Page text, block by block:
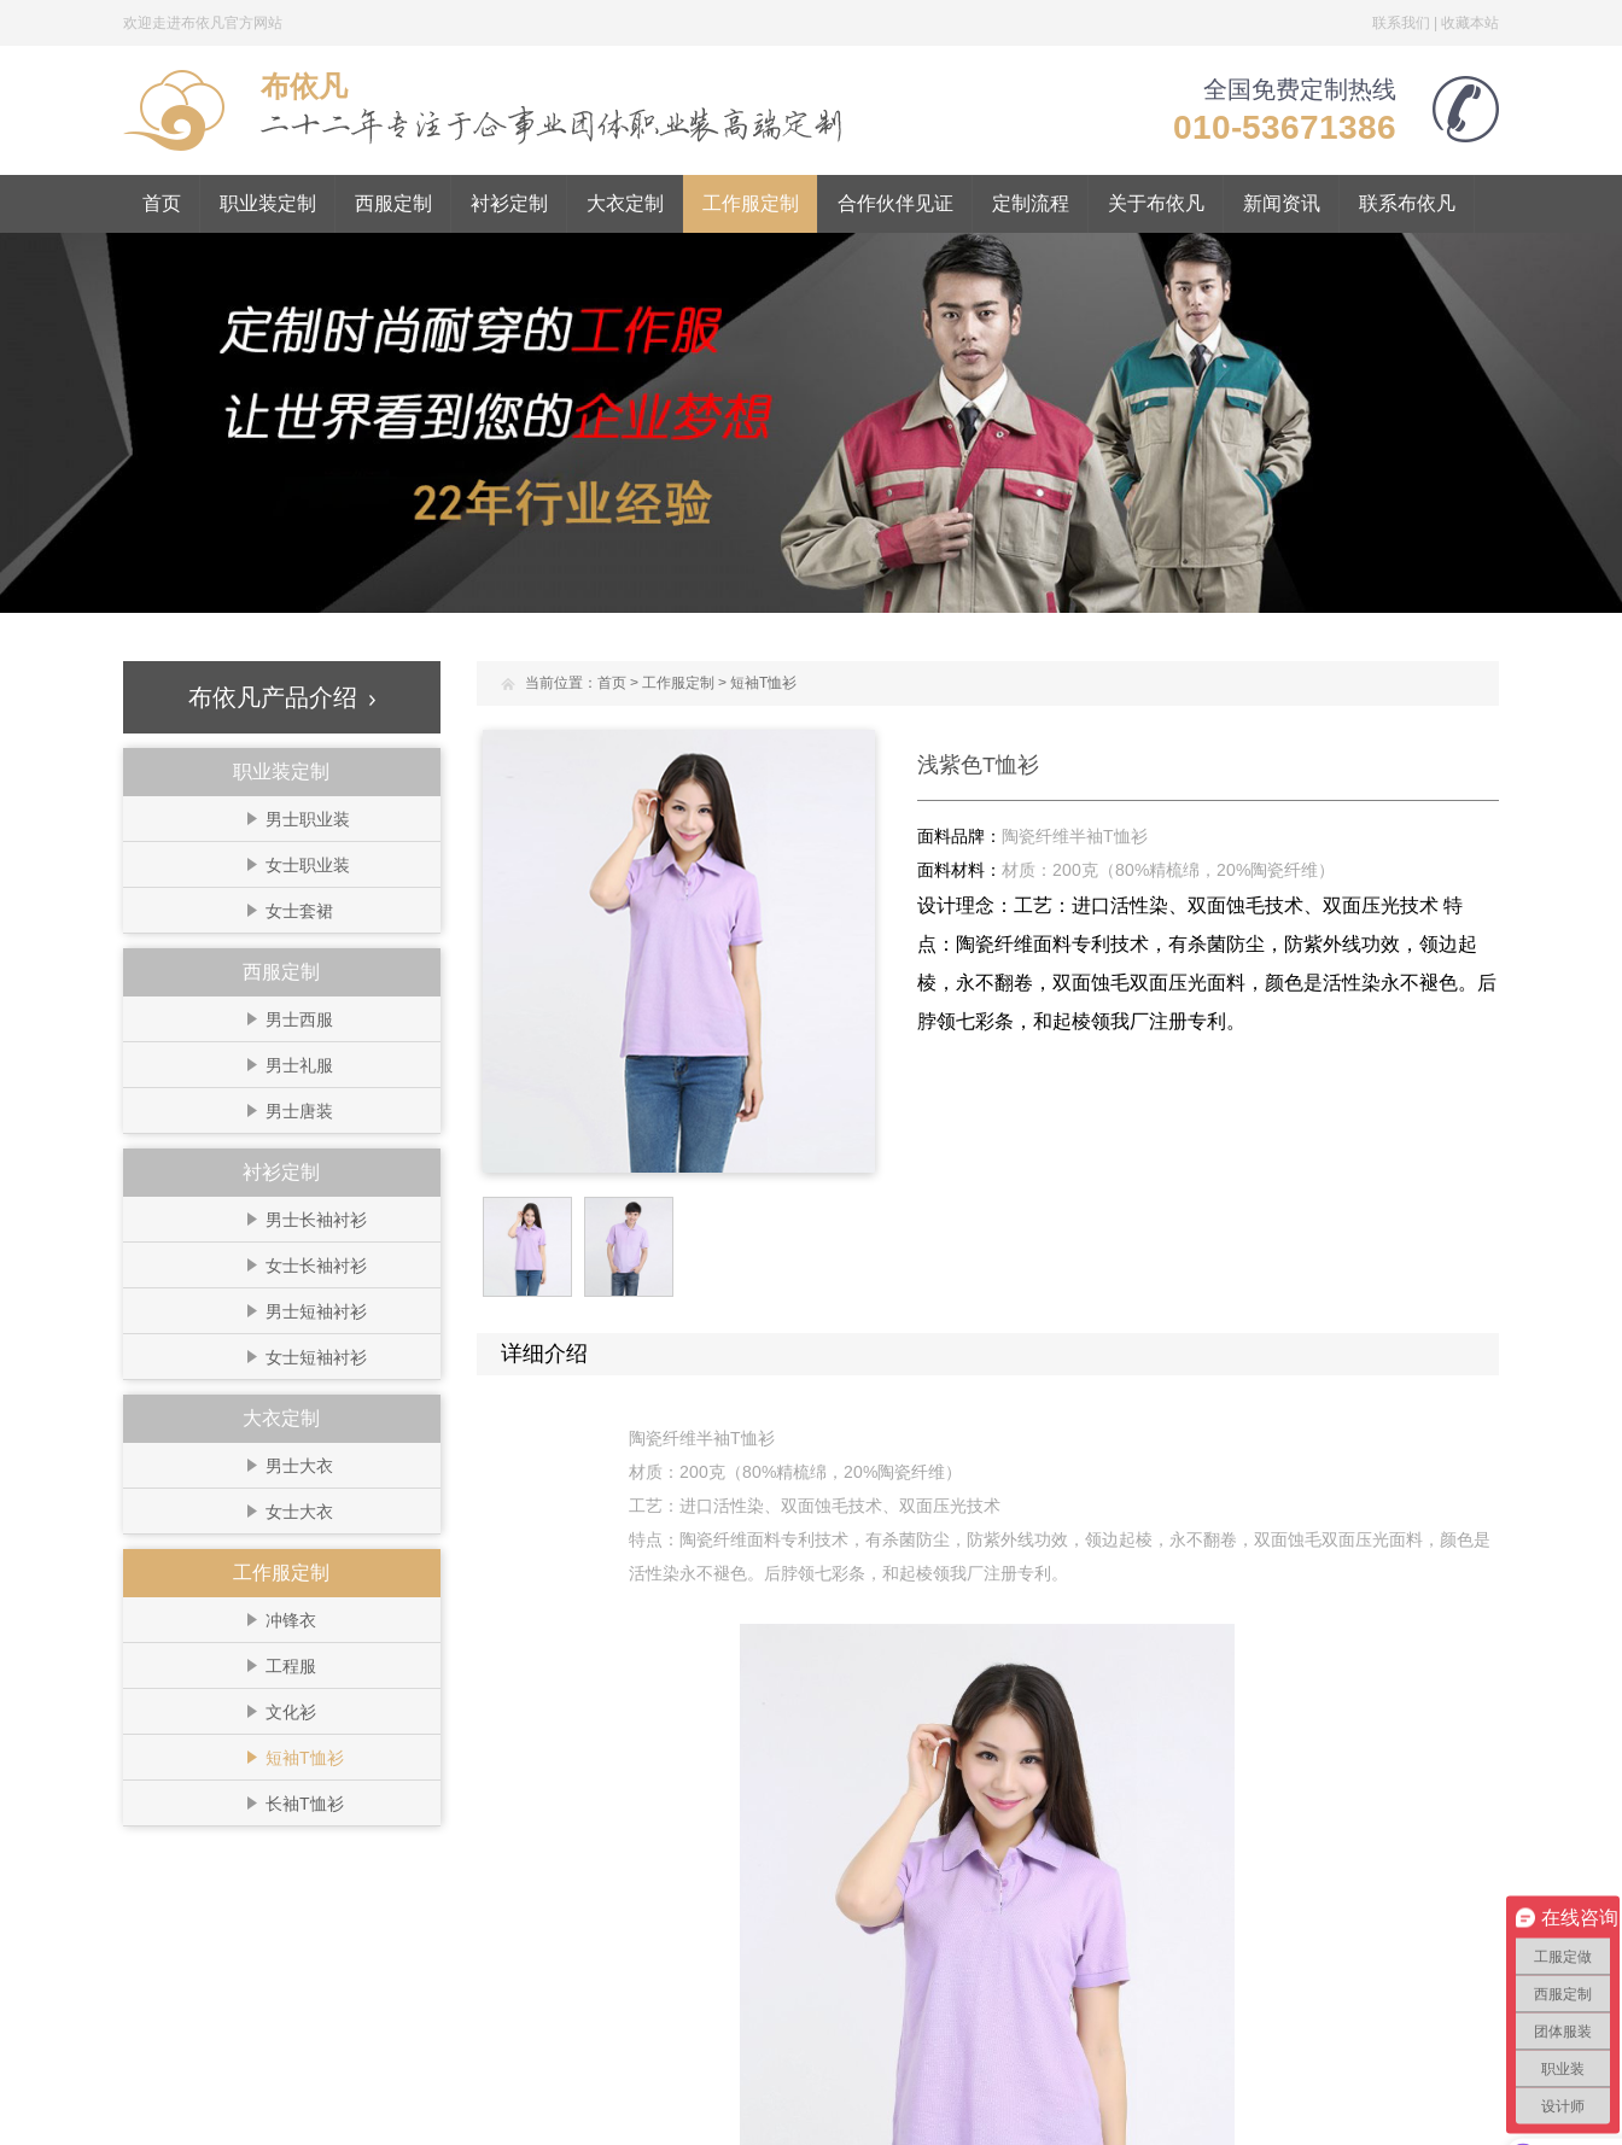
欢迎走进布依凡官方网站 联系我们 收藏本站
布依凡 全国免费定制热线
010-53671386
首页 职业装定制 西服定制 衬衫定制 大衣定制 工作服定制 合作伙伴见证 定制流程 关于布依凡 新闻资讯 联系布依凡
布依凡产品介绍
职业装定制
男士职业装
女士职业装
女士套裙
西服定制
男士西服
男士礼服
男士唐装
衬衫定制
男士长袖衬衫
女士长袖衬衫
男士短袖衬衫
女士短袖衬衫
大衣定制
男士大衣
女士大衣
工作服定制
冲锋衣
工程服
文化衫
短袖T恤衫
长袖T恤衫
当前位置： 首页> 工作服定制 > 短袖T恤衫
浅紫色T恤衫
面料品牌： 陶瓷纤维半袖T恤衫
面料材料：材质：200克（80%精梳绵，20%陶瓷纤维）
设计理念：工艺：进口活性染、双面蚀毛技术、双面压光技术 特
点：陶瓷纤维面料专利技术，有杀菌防尘，防紫外线功效，领边起
棱，永不翻卷，双面蚀毛双面压光面料，颜色是活性染永不褪色。后
脖领七彩条，和起棱领我厂注册专利。
详细介绍
陶瓷纤维半袖T恤衫
材质： 200克（80%精梳绵， 20%陶瓷纤维）
工艺：进口活性染、双面蚀毛技术、双面压光技术
特点：陶瓷纤维面料专利技术，有杀菌防尘，防紫外线功效，领边起棱，永不翻卷，双面蚀毛双面压光面料，颜色是
活性染永不褪色。后脖领七彩条，和起棱领我厂注册专利。
在线咨询
工服定做
西服定制
团体服装
职业装
设计师